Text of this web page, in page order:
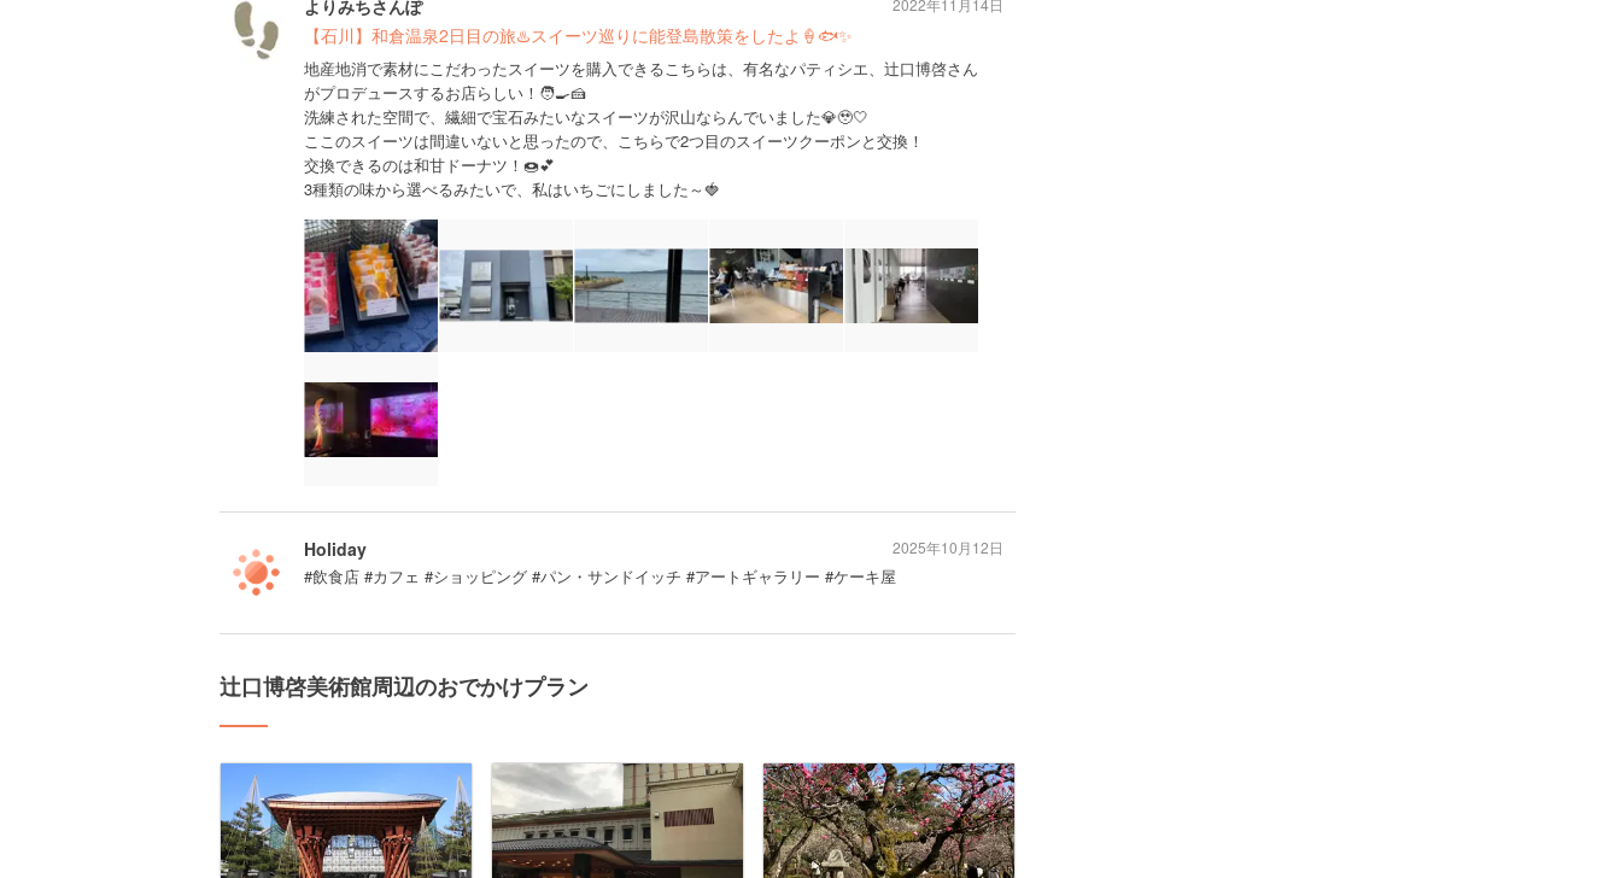
よりみちさんぽ
【石川】和倉温泉2日目の旅♨️スイーツ巡りに能登島散策をしたよ🍦🐟✨
地産地消で素材にこだわったスイーツを購入できるこちらは、有名なパティシエ、辻口博啓さん
がプロデュースするお店らしい！🧑‍🍳🍰
洗練された空間で、繊細で宝石みたいなスイーツが沢山ならんでいました💎🥹🤍
ここのスイーツは間違いないと思ったので、こちらで2つ目のスイーツクーポンと交換！
交換できるのは和甘ドーナツ！🍩︎💕︎
3種類の味から選べるみたいで、私はいちごにしました～🍓
2022年11月14日
Holiday
#飲食店 #カフェ #ショッピング #パン・サンドイッチ #アートギャラリー #ケーキ屋
2025年10月12日
辻口博啓美術館周辺のおでかけプラン